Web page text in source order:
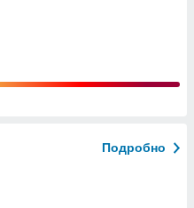
Подробно